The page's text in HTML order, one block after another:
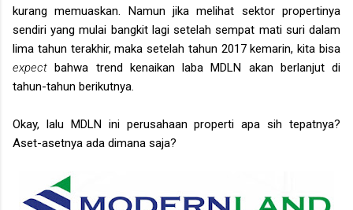
kurang memuaskan. Namun jika melihat sektor propertinya
sendiri yang mulai bangkit lagi setelah sempat mati suri dalam
lima tahun terakhir, maka setelah tahun 2017 kemarin, kita bisa
expectbahwa trend kenaikan laba MDLN akan berlanjut di
tahun-tahun berikutnya.
Okay, lalu MDLN ini perusahaan properti apa sih tepatnya?
Aset-asetnya ada dimana saja?